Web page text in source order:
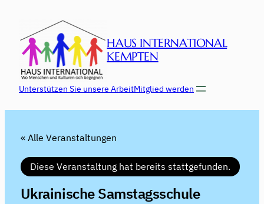
HAUS INTERNATIONAL
KEMPTEN
Unterstützen Sie unsere ArbeitMitglied werden
« Alle Veranstaltungen
Diese Veranstaltung hat bereits stattgefunden.
Ukrainische Samstagsschule